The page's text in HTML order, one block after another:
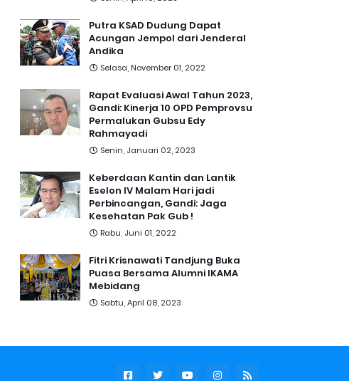
Putra KSAD Dudung Dapat
Acungan Jempol dari Jenderal
Andika
Selasa, November 01, 2022
Rapat Evaluasi Awal Tahun 2023,
Gandi: Kinerja 10 OPD Pemprovsu
Permalukan Gubsu Edy
Rahmayadi
Senin, Januari 02, 2023
Keberdaan Kantin dan Lantik
Eselon IV Malam Hari jadi
Perbincangan, Gandi: Jaga
Kesehatan Pak Gub !
Rabu, Juni 01, 2022
Fitri Krisnawati Tandjung Buka
Puasa Bersama Alumni IKAMA
Mebidang
Sabtu, April 08, 2023